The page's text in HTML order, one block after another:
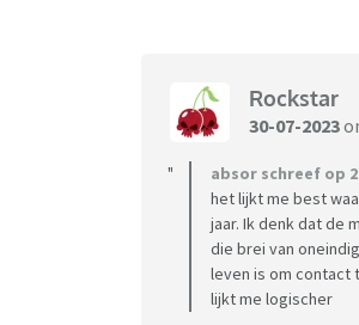
Rockstar
30-07-2023
absor schreef op
het lijkt me best
jaar. Ik denk dat de
die brei van
leven is om contact
lijkt me logischer